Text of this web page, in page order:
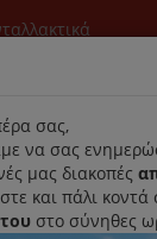
σας,
να σας
μας διακοπές
και πάλι
στο σύνηθες